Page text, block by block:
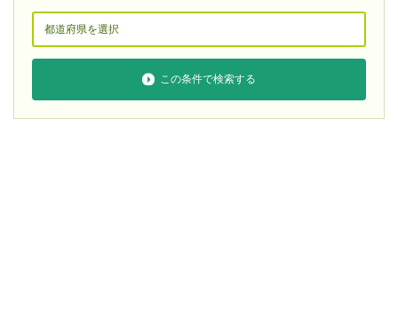
この条件で検索する